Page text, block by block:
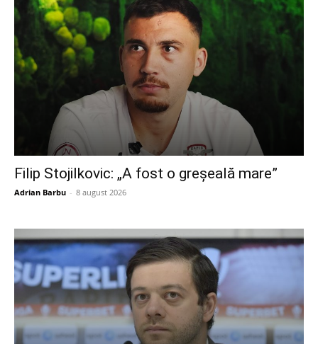
Filip Stojilkovic: „A fost o greșeală mare”
Adrian Barbu - 8 august 2026